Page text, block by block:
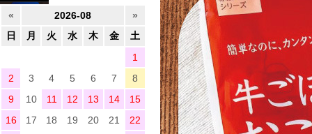
« 2026-08
»
日
月 火 水 木 金
土
1
2
3 4 5 6 7
8
9
10 11 12 13 14
15
16
17 18 19 20 21
22